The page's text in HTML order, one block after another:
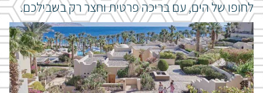
לחופו של הים, עם בריכה פרטית וחצר רק בשבילכם.